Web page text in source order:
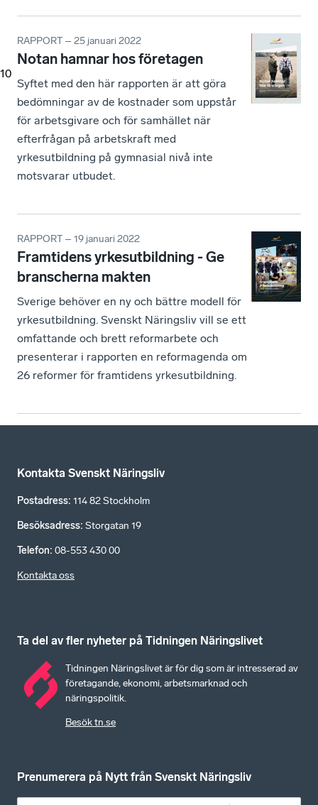
10
RAPPORT – 25 januari 2022
Notan hamnar hos företagen
Syftet med den här rapporten är att göra
bedömningar av de kostnader som uppstår
för arbetsgivare och för samhället när
efterfrågan på arbetskraft med
yrkesutbildning på gymnasial nivå inte
motsvarar utbudet.
RAPPORT – 19 januari 2022
Framtidens yrkesutbildning - Ge
branscherna makten
Sverige behöver en ny och bättre modell för
yrkesutbildning. Svenskt Näringsliv vill se ett
omfattande och brett reformarbete och
presenterar i rapporten en reformagenda om
26 reformer för framtidens yrkesutbildning.
Kontakta Svenskt Näringsliv
Postadress: 114 82 Stockholm
Besöksadress: Storgatan 19
Telefon: 08-553 430 00
Kontakta oss
Ta del av fler nyheter på Tidningen Näringslivet
Tidningen Näringslivet är för dig som är intresserad av
företagande, ekonomi, arbetsmarknad och
näringspolitik.
Besök tn.se
Prenumerera på Nytt från Svenskt Näringsliv